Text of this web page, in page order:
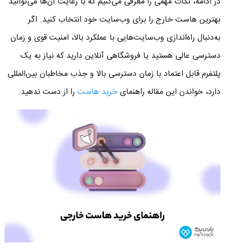
بهترین هاست خارج را برای وب‌سایت خود انتخاب کنید. اگر
به‌دنبال راه‌اندازی وب‌سایت‌هایی با عملکرد بالا، امنیت قوی و زمان
دسترسی عالی هستید یا فروشگاهی آنلاین دارید که نیاز به یک
پلتفرم قابل اعتماد با زمان دسترسی بالا و جذب مخاطبان بین‌المللی
دارد، خواندن این مقاله راهنمایخرید هاسترا از دست ندهید.